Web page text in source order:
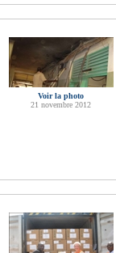
Voir la photo
21 novembre 2012